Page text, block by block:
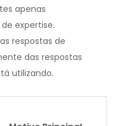
apenas
expertise.
respostas de
das respostas
utilizando.